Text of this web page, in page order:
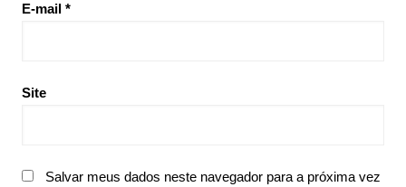
E-mail *
Site
Salvar meus dados neste navegador para a próxima vez